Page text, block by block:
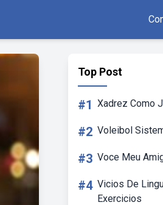
Top Post
#1 Xadrez Como
#2 Voleibol
#3 Voce Meu
#4 Vicios De
Exercicios